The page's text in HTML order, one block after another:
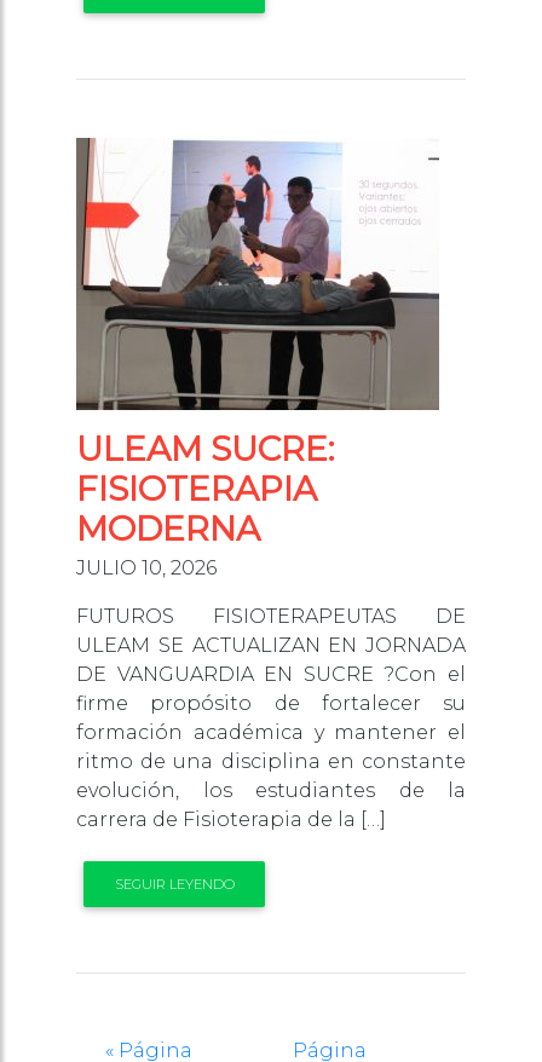
ULEAM SUCRE:
FISIOTERAPIA
MODERNA
JULIO 10, 2026
FUTUROS FISIOTERAPEUTAS DE
ULEAM SE ACTUALIZAN EN JORNADA
DE VANGUARDIA EN SUCRE ?Con el
firme propósito de fortalecer su
formación académica y mantener el
ritmo de una disciplina en constante
evolución, los estudiantes de la
carrera de Fisioterapia de la […]
SEGUIR LEYENDO
« Página Página